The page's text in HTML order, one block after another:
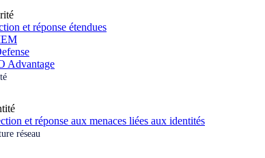
et réponse étendues
Advantage
et réponse aux menaces liées aux identités
réseau